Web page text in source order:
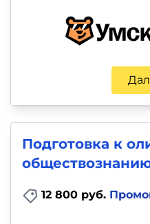
Подготовка к
обществознанию
12 800 руб.